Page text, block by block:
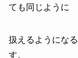
ても同じように
扱えるようにな
す。